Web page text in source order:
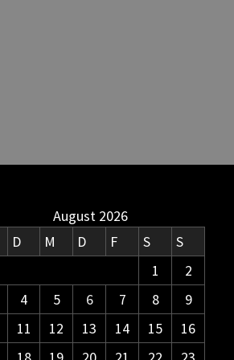
August 2026
D M D F S
S
1
2
4 5 6 7 8
9
11 12 13 14 15
16